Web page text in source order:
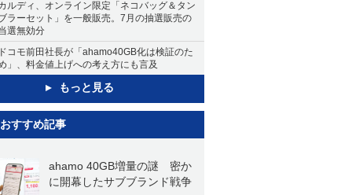
ルディ、オンライン限定「ネコバッグ＆タン
ラーセット」を一般販売。7月の抽選販売の
選無効分
コモ前田社長が「ahamo40GB化は検証のた
」、料金値上げへの考え方にも言及
もっと見る
おすすめ記事
ahamo 40GB増量の謎 密か
に開幕したサブブランド戦争